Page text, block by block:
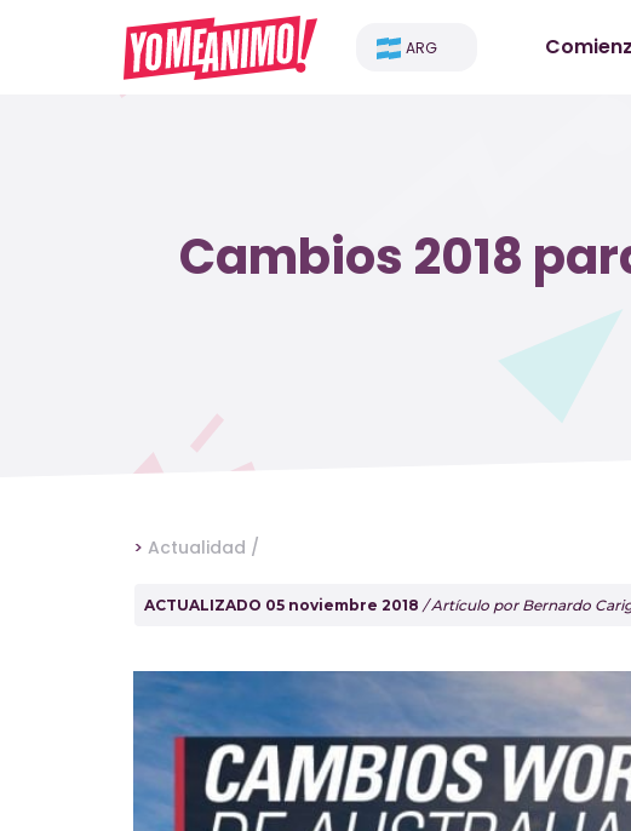
ARG
Cambios 2018
> Actualidad /
ACTUALIZADO 05 noviembre 2018 / Artículo por Bernardo